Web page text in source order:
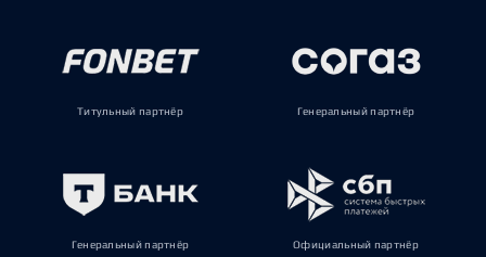
Титульный партнёр Генеральный партнёр
Генеральный партнёр Официальный партнёр